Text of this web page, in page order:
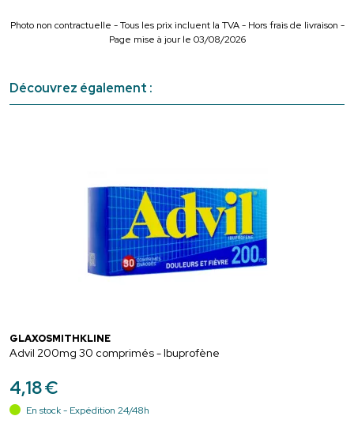
Photo non contractuelle - Tous les prix incluent la TVA - Hors frais de livraison -
Page mise à jour le 03/08/2026
Découvrez également :
GLAXOSMITHKLINE
Advil 200mg 30 comprimés - Ibuprofène
4,18€
En stock - Expédition 24/48h